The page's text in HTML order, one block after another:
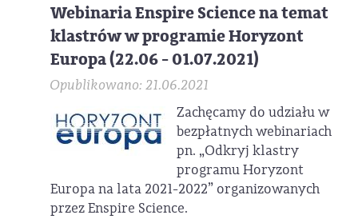
Webinaria Enspire Science na temat
klastrów w programie Horyzont
Europa (22.06 - 01.07.2021)
Opublikowano: 21.06.2021
Zachęcamy do udziału w
bezpłatnych webinariach
pn. „Odkryj klastry
programu Horyzont
Europa na lata 2021-2022” organizowanych
przez Enspire Science.